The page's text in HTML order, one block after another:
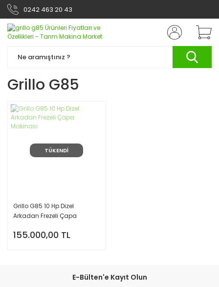
0242 463 20 43
Grillo G85
TÜKENDİ
Grillo G85 10 Hp Dizel
Arkadan Frezeli Çapa
155.000,00 TL
E-Bülten'e Kayıt Olun